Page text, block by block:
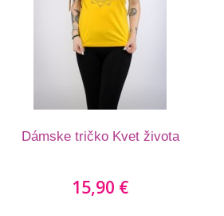
Dámske tričko Kvet života
15,90 €